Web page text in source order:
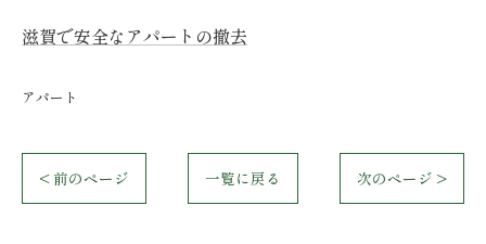
滋賀で安全なアパートの撤去
アパート
< 前のページ 一覧に戻る 次のページ >